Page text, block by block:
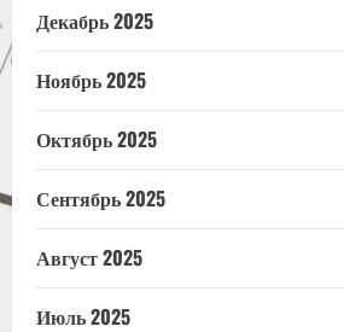
Декабрь 2025
Ноябрь 2025
Октябрь 2025
Сентябрь 2025
Август 2025
Июль 2025